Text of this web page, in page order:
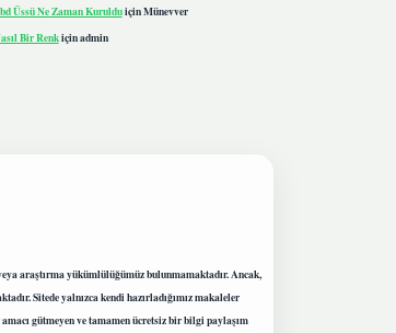
Üssü Ne Zaman KurulduiçinMünevver
Bir Renkiçinadmin
araştırma yükümlülüğümüz bulunmamaktadır. Ancak,
Sitede yalnızca kendi hazırladığımız makaleler
gütmeyen ve tamamen ücretsiz bir bilgi paylaşım